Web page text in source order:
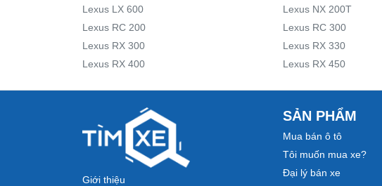
Lexus LX 600
Lexus NX 200T
Lexus RC 200
Lexus RC 300
Lexus RX 300
Lexus RX 330
Lexus RX 400
Lexus RX 450
Giới thiệu
SẢN PHẨM
Mua bán ô tô
Tôi muốn mua xe?
Đại lý bán xe